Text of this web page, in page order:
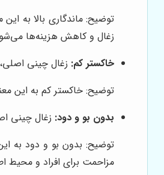
توضیح: ماندگاری بالا به
زغال و کاهش هزینه‌ها
خاکستر کم: زغال چینی
توضیح: خاکستر کم به این
بدون بو و دود: زغال چینی
توضیح: بدون بو و دود به
مزاحمت برای افراد و محیط